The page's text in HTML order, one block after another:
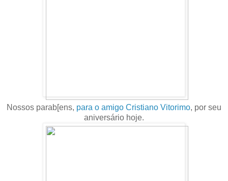
Nossos parab[ens, para o amigo Cristiano Vitorimo, por seu
aniversário hoje.